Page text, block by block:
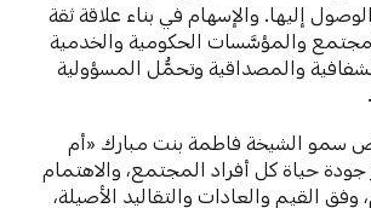
إليها. والإسهام في بناء علاقة ثقة
والمؤسَّسات الحكومية والخدمية
والمصداقية وتحمُّل المسؤولية
سمو الشيخة فاطمة بنت مبارك «أم
جودة حياة كل أفراد المجتمع، والاهتمام
وفق القيم والعادات والتقاليد الأصيلة،